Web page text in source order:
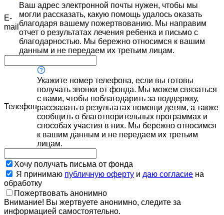
E-
mail
Ваш адрес электронной почты нужен, чтобы мы
могли рассказать, какую помощь удалось оказать
благодаря вашему пожертвованию. Мы направим
отчет о результатах лечения ребенка и письмо с
благодарностью. Мы бережно относимся к вашим
данным и не передаем их третьим лицам.
Телефон
Укажите номер телефона, если вы готовы
получать звонки от фонда. Мы можем связаться
с вами, чтобы поблагодарить за поддержку,
рассказать о результатах помощи детям, а также
сообщить о благотворительных программах и
способах участия в них. Мы бережно относимся
к вашим данным и не передаем их третьим
лицам.
Хочу получать письма от фонда
Я принимаю публичную оферту и даю согласие на
обработку
Пожертвовать анонимно
Внимание! Вы жертвуете анонимно, следите за
информацией самостоятельно.